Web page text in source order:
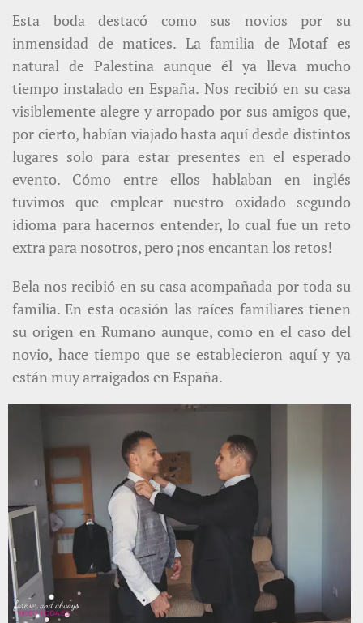
Esta boda destacó como sus novios por su
inmensidad de matices. La familia de Motaf es
natural de Palestina aunque él ya lleva mucho
tiempo instalado en España. Nos recibió en su casa
visiblemente alegre y arropado por sus amigos que,
por cierto, habían viajado hasta aquí desde distintos
lugares solo para estar presentes en el esperado
evento. Cómo entre ellos hablaban en inglés
tuvimos que emplear nuestro oxidado segundo
idioma para hacernos entender, lo cual fue un reto
extra para nosotros, pero ¡nos encantan los retos!
Bela nos recibió en su casa acompañada por toda su
familia. En esta ocasión las raíces familiares tienen
su origen en Rumano aunque, como en el caso del
novio, hace tiempo que se establecieron aquí y ya
están muy arraigados en España.